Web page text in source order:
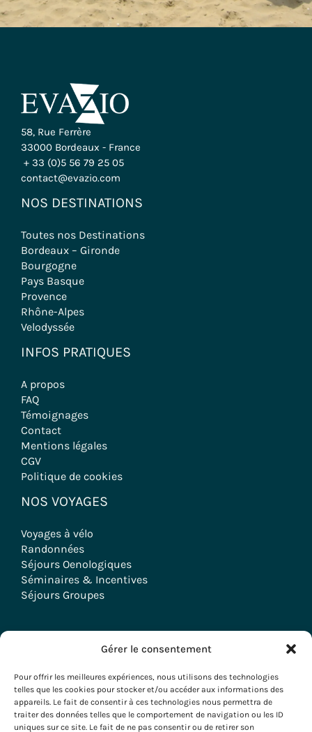
Gérer le consentement
Pour offrir les meilleures expériences, nous utilisons des technologies
telles que les cookies pour stocker et/ou accéder aux informations des
appareils. Le fait de consentir à ces technologies nous permettra de
traiter des données telles que le comportement de navigation ou les ID
uniques sur ce site. Le fait de ne pas consentir ou de retirer son
58, Rue Ferrère
33000 Bordeaux - France
+ 33 (0)5 56 79 25 05
contact@evazio.com
NOS DESTINATIONS
Toutes nos Destinations
Bordeaux – Gironde
Bourgogne
Pays Basque
Provence
Rhône-Alpes
Velodyssée
INFOS PRATIQUES
A propos
FAQ
Témoignages
Contact
Mentions légales
CGV
Politique de cookies
NOS VOYAGES
Voyages à vélo
Randonnées
Séjours Oenologiques
Séminaires & Incentives
Séjours Groupes